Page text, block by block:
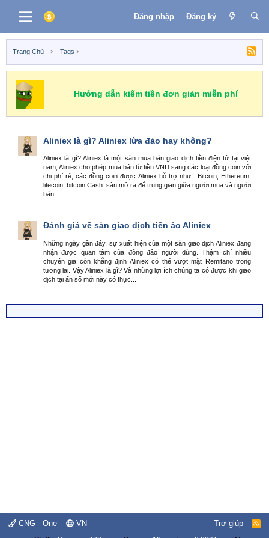
Đăng nhập Đăng ký
Trang Chủ Tags
Hướng dẫn kiếm tiền đơn giản miễn phí
Aliniex là gì? Aliniex lừa đảo hay không?
Aliniex là gì? Aliniex là một sàn mua bán giao dịch tiền điện tử tại việt
nam, Aliniex cho phép mua bán từ tiền VND sang các loại đồng coin với
chi phí rẻ, các đồng coin được Aliniex hỗ trợ như : Bitcoin, Ethereum,
litecoin, bitcoin Cash. sàn mở ra để trung gian giữa người mua và người
bán...
Đánh giá về sàn giao dịch tiền ảo Aliniex
Những ngày gần đây, sự xuất hiện của một sàn giao dịch Aliniex đang
nhận được quan tâm của đông đảo người dùng. Thậm chí nhiều
chuyên gia còn khẳng định Aliniex có thể vượt mặt Remitano trong
tương lai. Vậy Aliniex là gì? Và những lợi ích chúng ta có được khi giao
dịch tại ẩn số mới này có thực...
CNG - One VN Trợ giúp
R